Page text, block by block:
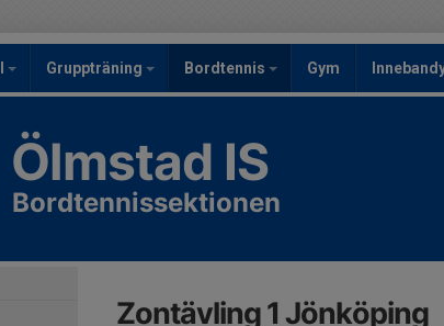
Gruppträning Bordtennis Gym
Ölmstad IS
Bordtennissektionen
Zontävling 1 Jönköping